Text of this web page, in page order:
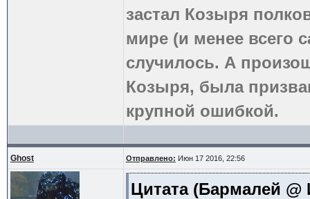
застал Козыря
мире (и менее всего
случилось. А
Козыря, была
крупной ошибкой.
Ghost Отправлено: Июн 17 2016, 22:56
Цитата(Бармалей @